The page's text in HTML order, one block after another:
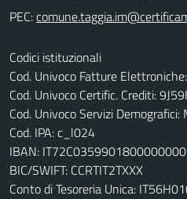
PEC:
Codici istituzionali
Cod. Univoco Fatture
Cod. Univoco Certific. Crediti:
Cod. Univoco Servizi Demografici:
Cod. IPA: c_l024
IBAN:
BIC/SWIFT: CCRTIT2TXXX
Conto di Tesoreria Unica: